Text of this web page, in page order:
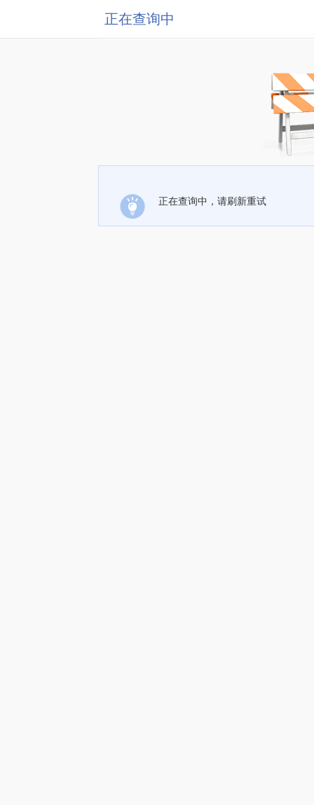
正在查询中
正在查询中，请刷新重试